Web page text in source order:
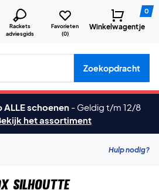
Rackets
adviesgids
Favorieten
(0)
0
Winkelwagentje
merken etc.
Zoekopdracht
schoenen - Geldig t/m 12/8
het assortiment
Hulp nodig?
Silhoutte